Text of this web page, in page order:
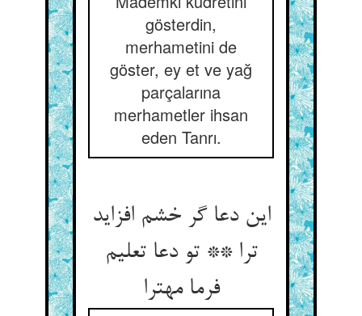
gösterdin,
merhametini de
göster, ey et ve yağ
parçalarına
merhametler ihsan
eden Tanrı.
این دعا گر خشم افزاید
ترا ** تو دعا تعلیم
فرما مهترا